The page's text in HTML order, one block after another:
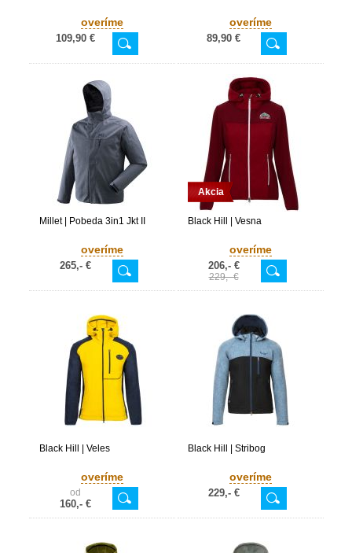
overíme
109,90 €
overíme
89,90 €
Millet | Pobeda 3in1 Jkt II
overíme
265,- €
Akcia
Black Hill | Vesna
overíme
206,- €
229,- €
Black Hill | Veles
overíme
od
160,- €
Black Hill | Stribog
overíme
229,- €